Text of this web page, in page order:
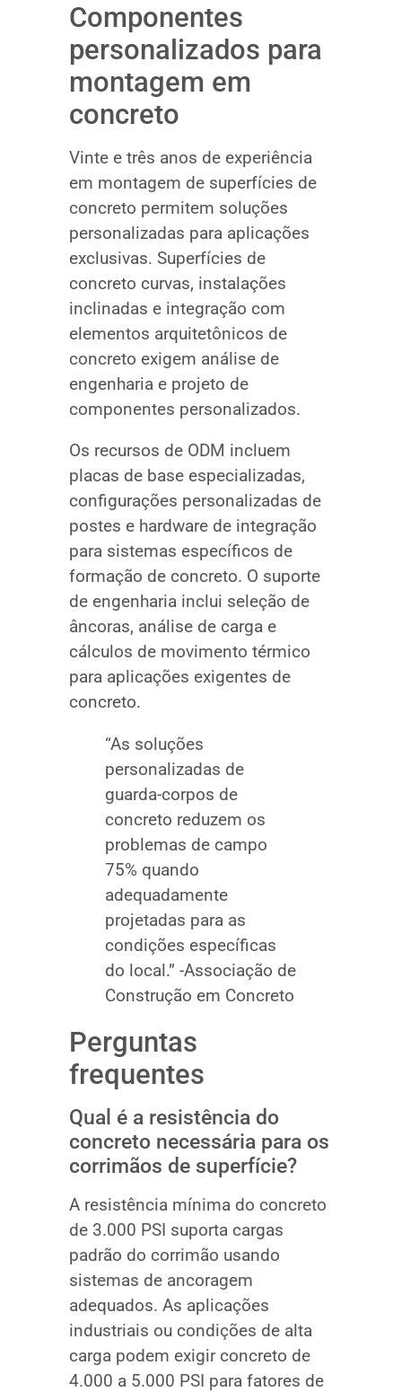
Componentes
personalizados para
montagem em
concreto
Vinte e três anos de experiência
em montagem de superfícies de
concreto permitem soluções
personalizadas para aplicações
exclusivas. Superfícies de
concreto curvas, instalações
inclinadas e integração com
elementos arquitetônicos de
concreto exigem análise de
engenharia e projeto de
componentes personalizados.
Os recursos de ODM incluem
placas de base especializadas,
configurações personalizadas de
postes e hardware de integração
para sistemas específicos de
formação de concreto. O suporte
de engenharia inclui seleção de
âncoras, análise de carga e
cálculos de movimento térmico
para aplicações exigentes de
concreto.
“As soluções
personalizadas de
guarda-corpos de
concreto reduzem os
problemas de campo
75% quando
adequadamente
projetadas para as
condições específicas
do local.” -Associação de
Construção em Concreto
Perguntas
frequentes
Qual é a resistência do
concreto necessária para os
corrimãos de superfície?
A resistência mínima do concreto
de 3.000 PSI suporta cargas
padrão do corrimão usando
sistemas de ancoragem
adequados. As aplicações
industriais ou condições de alta
carga podem exigir concreto de
4.000 a 5.000 PSI para fatores de